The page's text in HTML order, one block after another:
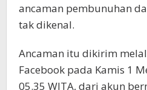
ancaman pembunuhan
tak dikenal.
Ancaman itu dikirim
Facebook pada Kamis 1
05.35 WITA, dari akun